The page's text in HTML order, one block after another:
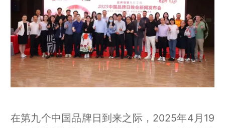
在第九个中国品牌日到来之际，2025年4月19